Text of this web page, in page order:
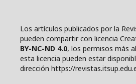
Los artículos publicados por la
pueden compartir con licencia
BY-NC-ND 4.0, los permisos más
esta licencia pueden estar
dirección https://